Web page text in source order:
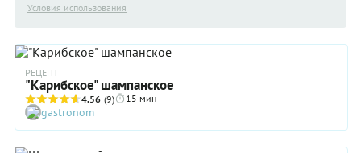
Условия использования
РЕЦЕПТ
"Карибское" шампанское
4.56 (9) 15 мин
gastronom